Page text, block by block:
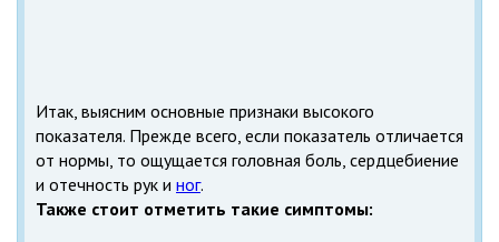
Итак, выясним основные признаки высокого
показателя. Прежде всего, если показатель отличается
от нормы, то ощущается головная боль, сердцебиение
и отечность рук и ног.
Также стоит отметить такие симптомы: